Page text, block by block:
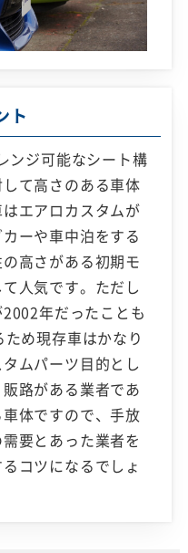
ト
ンジ可能なシート構
て高さのある車体
エアロカスタムが
ーや車中泊をする
高さがある初期モ
人気です。ただし
年だったことも
め現存車はかなり
ムパーツ目的とし
路がある業者であ
体ですので、手放
要とあった業者を
コツになるでしょ